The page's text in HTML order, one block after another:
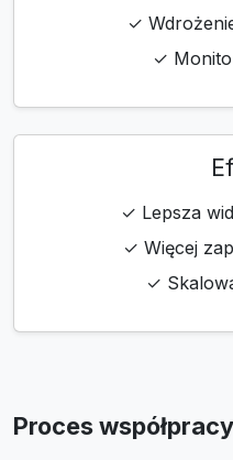
✓
✓
✓ Lepsza
✓ Więcej
✓
Proces współpracy